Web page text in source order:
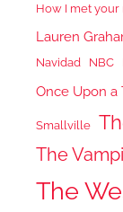
How I met
Lauren
Navidad NBC
Once Upon a
Smallville
The
The